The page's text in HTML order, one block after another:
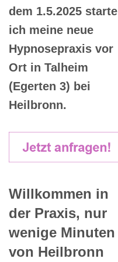
dem 1.5.2025 starte
ich meine neue
Hypnosepraxis vor
Ort in Talheim
(Egerten 3) bei
Heilbronn.
Willkommen in
der Praxis, nur
wenige Minuten
von Heilbronn